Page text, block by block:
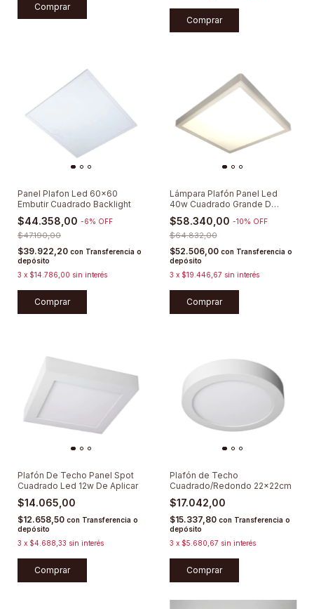
Comprar
Comprar
Panel Plafon Led 60x60
Embutir Cuadrado Backlight
$44.358,00 -6% OFF
$47.190,00
$39.922,20 con Transferencia o
depósito
3 x $14.786,00 sin interés
Comprar
Lámpara Plafón Panel Led
40w Cuadrado Grande D
Techo Lumenac
$58.340,00 -10% OFF
$64.832,00
$52.506,00 con Transferencia o
depósito
3 x $19.446,67 sin interés
Comprar
Plafón De Techo Panel Spot
Cuadrado Led 12w De Aplicar
$14.065,00
$12.658,50 con Transferencia o
depósito
3 x $4.688,33 sin interés
Comprar
Plafón de Techo
Cuadrado/Redondo 22x22cm
$17.042,00
$15.337,80 con Transferencia o
depósito
3 x $5.680,67 sin interés
Comprar